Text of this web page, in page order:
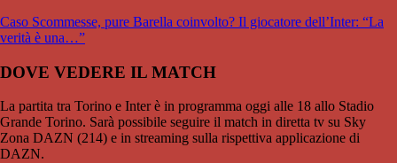
Caso Scommesse, pure Barella coinvolto? Il giocatore dell’Inter: “La
verità è una…”
DOVE VEDERE IL MATCH
La partita tra Torino e Inter è in programma oggi alle 18 allo Stadio
Grande Torino. Sarà possibile seguire il match in diretta tv su Sky
Zona DAZN (214) e in streaming sulla rispettiva applicazione di
DAZN.